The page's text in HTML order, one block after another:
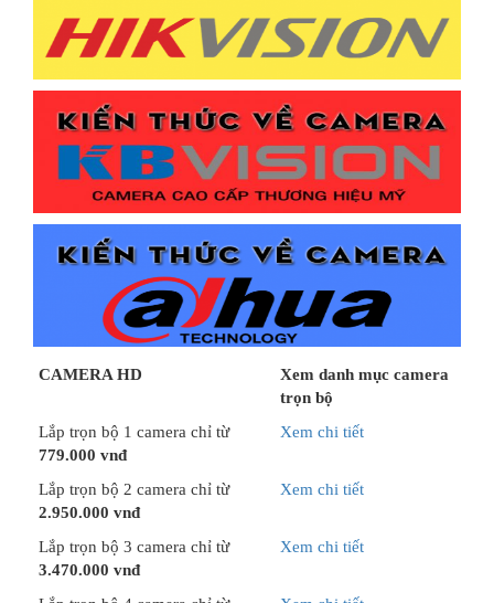
CAMERA HD
Xem danh mục camera
trọn bộ
Lắp trọn bộ 1 camera chỉ từ
779.000 vnđ
Xem chi tiết
Lắp trọn bộ 2 camera chỉ từ
2.950.000 vnđ
Xem chi tiết
Lắp trọn bộ 3 camera chỉ từ
3.470.000 vnđ
Xem chi tiết